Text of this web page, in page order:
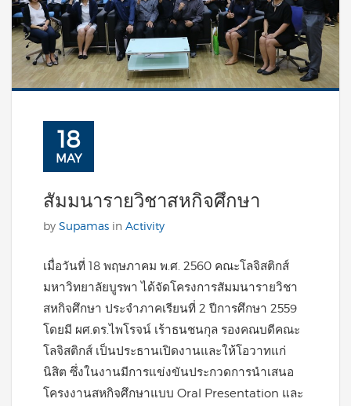
18
MAY
สัมมนารายวิชาสหกิจศึกษา
by Supamas in Activity
เมื่อวันที่ 18 พฤษภาคม พ.ศ. 2560 คณะโลจิสติกส์
มหาวิทยาลัยบูรพา ได้จัดโครงการสัมมนารายวิชา
สหกิจศึกษา ประจำภาคเรียนที่ 2 ปีการศึกษา 2559
โดยมี ผศ.ดร.ไพโรจน์ เร้าธนชนกุล รองคณบดีคณะ
โลจิสติกส์ เป็นประธานเปิดงานและให้โอวาทแก่
นิสิต ซึ่งในงานมีการแข่งขันประกวดการนำเสนอ
โครงงานสหกิจศึกษาแบบ Oral Presentation และ